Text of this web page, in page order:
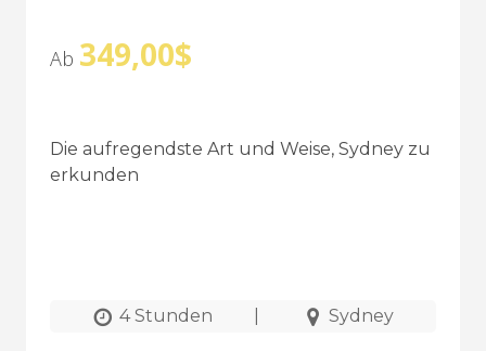
Ab 349,00$
Die aufregendste Art und Weise, Sydney zu
erkunden
4 Stunden Sydney